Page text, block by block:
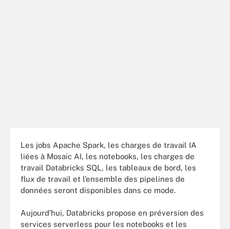
Les jobs Apache Spark, les charges de travail IA
liées à Mosaic AI, les notebooks, les charges de
travail Databricks SQL, les tableaux de bord, les
flux de travail et l’ensemble des pipelines de
données seront disponibles dans ce mode.
Aujourd’hui, Databricks propose en préversion des
services serverless pour les notebooks et les